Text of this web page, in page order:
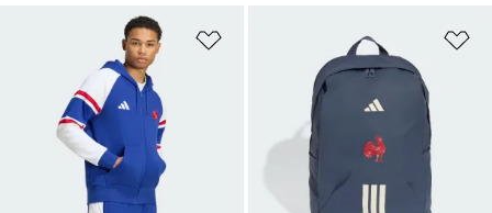
Adicionar à Lista de Desejos